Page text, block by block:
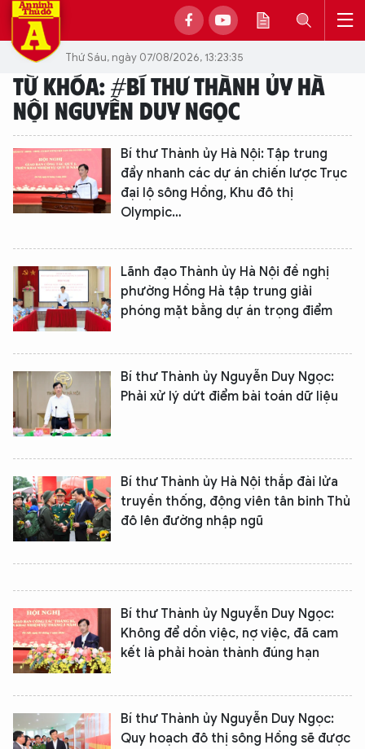
Thứ Sáu, ngày 07/08/2026, 13:23:35
TỪ KHÓA: #BÍ THƯ THÀNH ỦY HÀ
NỘI NGUYỄN DUY NGỌC
Bí thư Thành ủy Hà Nội: Tập trung
đẩy nhanh các dự án chiến lược Trục
đại lộ sông Hồng, Khu đô thị
Olympic…
Lãnh đạo Thành ủy Hà Nội đề nghị
phường Hồng Hà tập trung giải
phóng mặt bằng dự án trọng điểm
Bí thư Thành ủy Nguyễn Duy Ngọc:
Phải xử lý dứt điểm bài toán dữ liệu
Bí thư Thành ủy Hà Nội thắp đài lửa
truyền thống, động viên tân binh Thủ
đô lên đường nhập ngũ
Bí thư Thành ủy Nguyễn Duy Ngọc:
Không để dồn việc, nợ việc, đã cam
kết là phải hoàn thành đúng hạn
Bí thư Thành ủy Nguyễn Duy Ngọc:
Quy hoạch đô thị sông Hồng sẽ được